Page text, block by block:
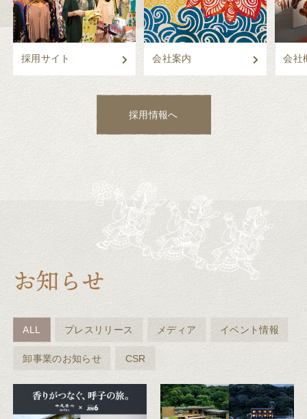
採用サイト 会社案内 会社
採用情報へ
ALL プレスリリース メディア イベント情報
卸事業のお知らせ CSR